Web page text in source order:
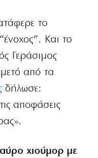
το
Και το
Γεράσιμος
από τα
δήλωσε:
αποφάσεις
χιούμορ με